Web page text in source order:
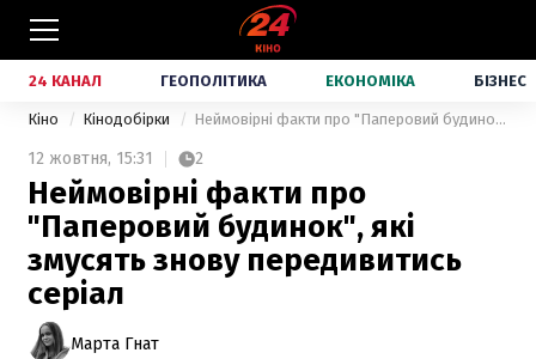
24 КАНАЛ ГЕОПОЛІТИКА ЕКОНОМІКА БІЗНЕС
Кіно Кінодобірки Неймовірні факти про "Паперовий будинок", які змусять знову передивитись серіал
12 жовтня, 15:31 2
Неймовірні факти про
"Паперовий будинок", які
змусять знову передивитись
серіал
Марта Гнат